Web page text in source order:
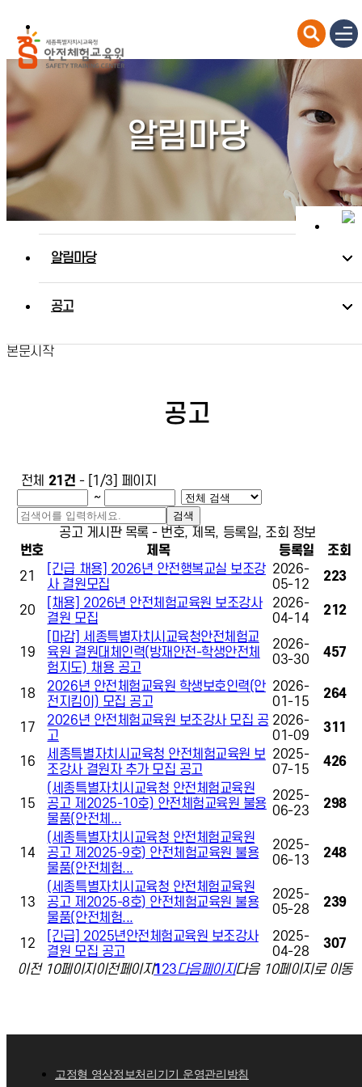
알림마당
알림마당
공고
본문시작
공고
전체 21건 - [1/3] 페이지
~
검색
공고 게시판 목록 - 번호, 제목, 등록일, 조회 정보
번호
제목 등록일
조회
21
[긴급 채용] 2026년 안전행복교실 보조강
사 결원모집
2026-
05-12
223
20
[채용] 2026년 안전체험교육원 보조강사
결원 모집
2026-
04-14
212
19
[마감] 세종특별자치시교육청안전체험교
육원 결원대체인력(방재안전-학생안전체
험지도) 채용 공고
2026-
03-30
457
18
2026년 안전체험교육원 학생보호인력(안
전지킴이) 모집 공고
2026-
01-15
264
17
2026년 안전체험교육원 보조강사 모집 공
고
2026-
01-09
311
16
세종특별자치시교육청 안전체험교육원 보
조강사 결원자 추가 모집 공고
2025-
07-15
426
15
(세종특별자치시교육청 안전체험교육원
공고 제2025-10호) 안전체험교육원 불용
물품(안전체...
2025-
06-23
298
14
(세종특별자치시교육청 안전체험교육원
공고 제2025-9호) 안전체험교육원 불용
물품(안전체험...
2025-
06-13
248
13
(세종특별자치시교육청 안전체험교육원
공고 제2025-8호) 안전체험교육원 불용
물품(안전체험...
2025-
05-28
239
12
[긴급] 2025년안전체험교육원 보조강사
결원 모집 공고
2025-
04-28
307
이전 10페이지이전페이지1 23다음페이지다음 10페이지로 이동
고정형 영상정보처리기기 운영관리방침